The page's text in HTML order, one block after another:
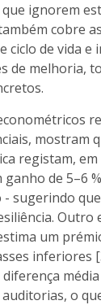
ignorem
cobre
de vida e
de melhoria,
mostram
registam,
de 5–6
sugerindo
um
inferiores
o